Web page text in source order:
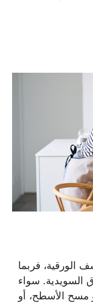
الورقية، فربما
السويدية. سواء
مسح الأسطح، أو